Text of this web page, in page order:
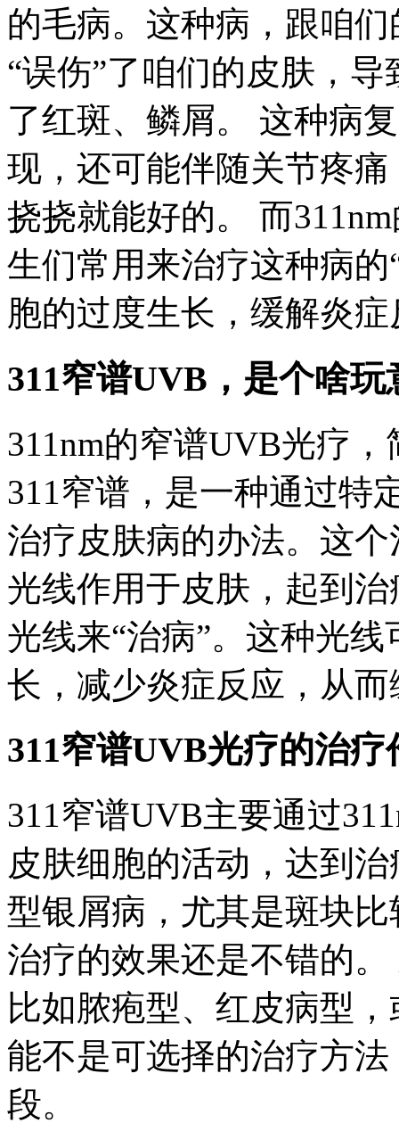
的毛病。这种病，跟咱
“误伤”了咱们的皮肤，
了红斑、鳞屑。 这种病
现，还可能伴随关节疼
挠挠就能好的。 而
生们常用来治疗这种病
胞的过度生长，缓解炎
311窄谱UVB，是个啥玩
311nm的窄谱UVB光疗
311窄谱，是一种通过特
治疗皮肤病的办法。这
光线作用于皮肤，起到
光线来“治病”。这种光
长，减少炎症反应，从
311窄谱UVB光疗的治疗
311窄谱UVB主要通过
皮肤细胞的活动，达到
型银屑病，尤其是斑块
治疗的效果还是不错的
比如脓疱型、红皮病型
能不是可选择的治疗方
段。